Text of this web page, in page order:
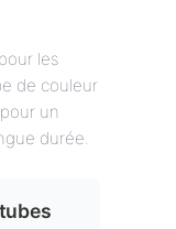
les
de couleur
un
durée.